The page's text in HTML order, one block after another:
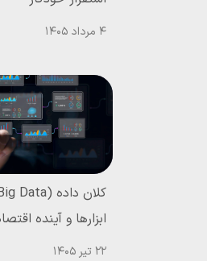
4 مرداد 1405
ابزارها و آینده
22 تیر 1405